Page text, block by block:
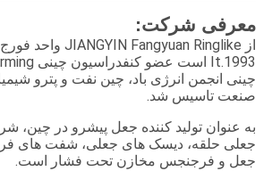
معرفی شرکت:
چینی انجمن انرژی باد، چین نفت و پترو
صنعت تاسیس شد.
به عنوان تولید کننده جعل پیشرو در
جعلی حلقه، دیسک های جعلی، شفت های
جعل و فرجنجس مخازن تحت فشار است.